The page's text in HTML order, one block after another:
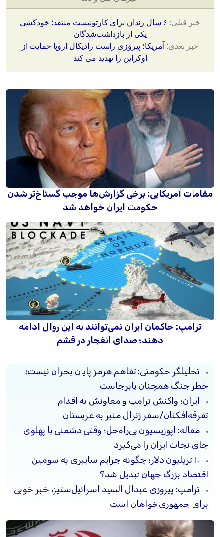
خبر قبلی:
۶ سال زندان برای کارتونیست منتقد؛ خودکشی
یکی از بازداشت‌شدگان
خبر بعدی: آمریکا؛ پیروزی‌ راست رادیکال اروپا حمایت از
اوکراین را تهدید می‌ کند
مقامات آمریکایی: برخی گزارش‌ها موجب گستاخ‌تر شدن
حکومت ایران خواهد شد
ترامپ: حاکمان ایران نمی‌توانند به این روال ادامه
دهند؛ صدای انفجار در قشم
تحلیلگر حکومتی: تفاهم هرمز پایان بحران نیست؛
خطر جنگ همچنان پابرجاست
ایران؛ واکنش ترامپ و معاونش به اقدام
تفرقه‌افکنان/سفر ژنرال منیر به عربستان
مقاله: اپوزیسیون بی‌راه‌حل؛ وقتی دشمنی با پهلوی
جای نجات ایران را می‌گیرد
۱۰ تریلیون دلار؛ چگونه جرایم سایبری به سومین
اقتصاد بزرگ جهان تبدیل شد؟
ترامپ: پیروزی عبدال السید اسرائیل‌ستیز، خبر خوبی
برای جمهوری‌خواهان است